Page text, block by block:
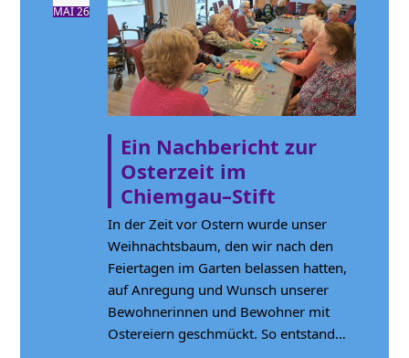
MAI 26
Ein Nachbericht zur
Osterzeit im
Chiemgau–Stift
In der Zeit vor Ostern wurde unser
Weihnachtsbaum, den wir nach den
Feiertagen im Garten belassen hatten,
auf Anregung und Wunsch unserer
Bewohnerinnen und Bewohner mit
Ostereiern geschmückt. So entstand…